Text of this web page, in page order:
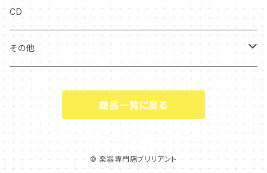
中古アクセサリー
ソフトケース
キーボード
電子楽器
クリアファイル
譜面台
CD
その他
商品一覧に戻る
© 楽器専門店ブリリアント